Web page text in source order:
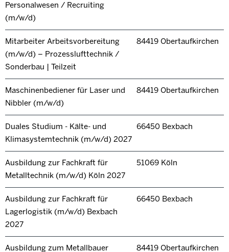
Personalwesen / Recruiting
(m/w/d)
Mitarbeiter Arbeitsvorbereitung
(m/w/d) – Prozesslufttechnik /
Sonderbau | Teilzeit
84419 Obertaufkirchen
Maschinenbediener für Laser und
Nibbler (m/w/d)
84419 Obertaufkirchen
Duales Studium - Kälte- und
Klimasystemtechnik (m/w/d) 2027
66450 Bexbach
Ausbildung zur Fachkraft für
Metalltechnik (m/w/d) Köln 2027
51069 Köln
Ausbildung zur Fachkraft für
Lagerlogistik (m/w/d) Bexbach
2027
66450 Bexbach
Ausbildung zum Metallbauer
84419 Obertaufkirchen